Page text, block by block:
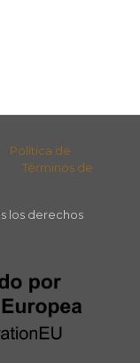
Política de
Términos de
los derechos